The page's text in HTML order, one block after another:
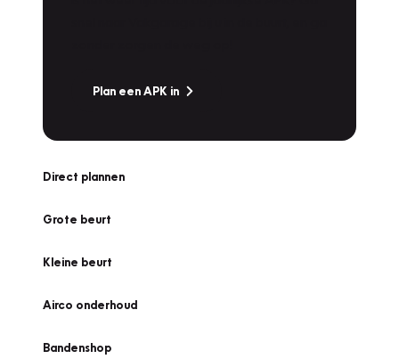
Plan een APK in
Direct plannen
Grote beurt
Kleine beurt
Airco onderhoud
Bandenshop